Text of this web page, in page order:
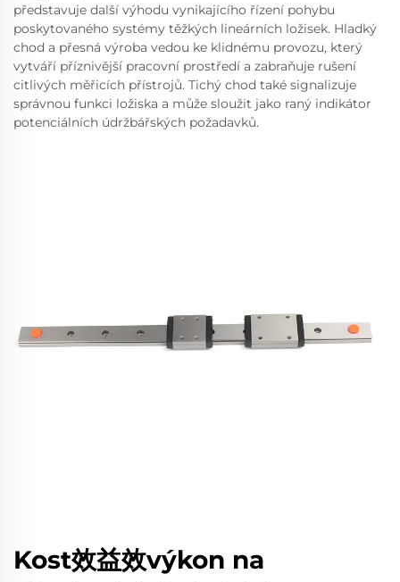
představuje další výhodu vynikajícího řízení pohybu
poskytovaného systémy těžkých lineárních ložisek. Hladký
chod a přesná výroba vedou ke klidnému provozu, který
vytváří příznivější pracovní prostředí a zabraňuje rušení
citlivých měřicích přístrojů. Tichý chod také signalizuje
správnou funkci ložiska a může sloužit jako raný indikátor
potenciálních údržbářských požadavků.
Kost效益效výkon na